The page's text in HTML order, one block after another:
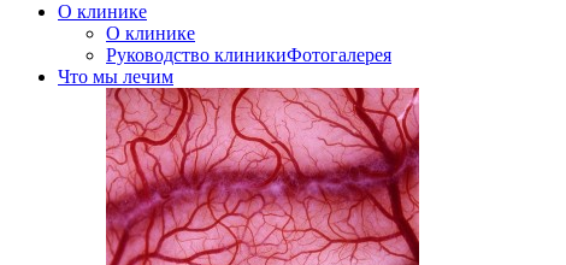
О клинике
О клинике
Руководство клиникиФотогалерея
Что мы лечим